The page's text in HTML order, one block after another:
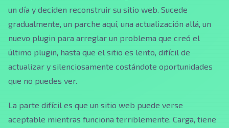
un día y deciden reconstruir su sitio web. Sucede
gradualmente, un parche aquí, una actualización allá, un
nuevo plugin para arreglar un problema que creó el
último plugin, hasta que el sitio es lento, difícil de
actualizar y silenciosamente costándote oportunidades
que no puedes ver.
La parte difícil es que un sitio web puede verse
aceptable mientras funciona terriblemente. Carga, tiene